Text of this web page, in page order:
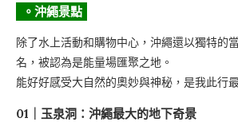
。沖繩景點
除了水上活動和購物中心，沖繩還以獨特的
名，被認為是能量場匯聚之地。
能好好感受大自然的奧妙與神秘，是我此行
01｜玉泉洞：沖繩最大的地下奇景